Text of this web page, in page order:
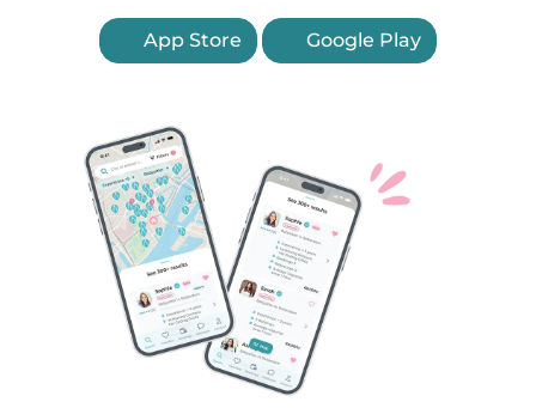
App Store Google Play